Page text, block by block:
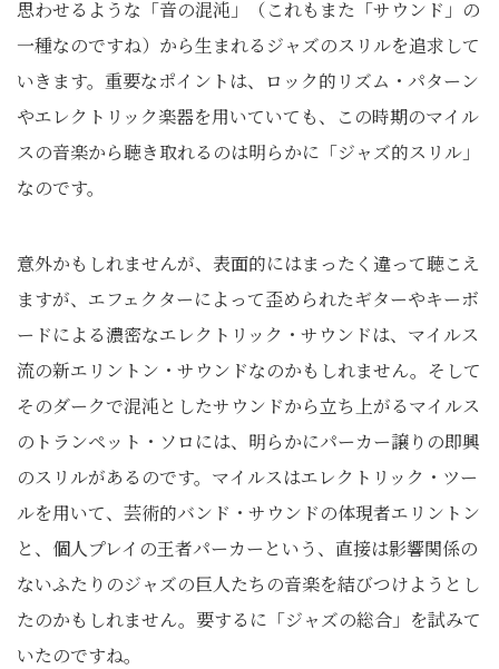
思わせるような「音の混沌」（これもまた「サウンド」の
一種なのですね）から生まれるジャズのスリルを追求して
いきます。重要なポイントは、ロック的リズム・パターン
やエレクトリック楽器を用いていても、この時期のマイル
スの音楽から聴き取れるのは明らかに「ジャズ的スリル」
なのです。
意外かもしれませんが、表面的にはまったく違って聴こえ
ますが、エフェクターによって歪められたギターやキーボ
ードによる濃密なエレクトリック・サウンドは、マイルス
流の新エリントン・サウンドなのかもしれません。そして
そのダークで混沌としたサウンドから立ち上がるマイルス
のトランペット・ソロには、明らかにパーカー譲りの即興
のスリルがあるのです。マイルスはエレクトリック・ツー
ルを用いて、芸術的バンド・サウンドの体現者エリントン
と、個人プレイの王者パーカーという、直接は影響関係の
ないふたりのジャズの巨人たちの音楽を結びつけようとし
たのかもしれません。要するに「ジャズの総合」を試みて
いたのですね。